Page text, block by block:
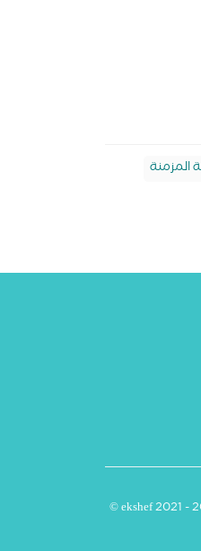
المزمنة
© ekshef 2021 -